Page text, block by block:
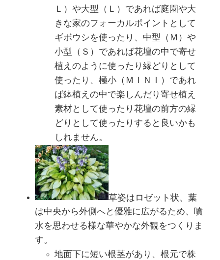
Ｌ）や大型（Ｌ）であれば庭園や大
きな家のフォーカルポイントとして
ギボウシを使ったり、中型（Ｍ）や
小型（Ｓ）であれば花壇の中で寄せ
植えのように使ったり縁どりとして
使ったり、極小（ＭＩＮＩ）であれ
ば鉢植えの中で楽しんだり寄せ植え
素材として使ったり花壇の前方の縁
どりとして使ったりすると良いかも
しれません。
草姿はロゼット状、葉
は中央から外側へと優雅に広がるため、噴
水を思わせる様な華やかな外観をつくりま
す。
地面下に短い根茎があり、根元で株